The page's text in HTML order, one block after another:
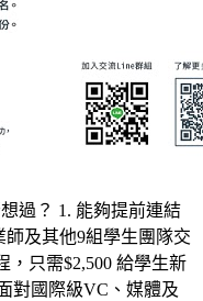
過？ 1. 能夠提前連結
師及其他9組學生團隊交
，只需$2,500 給學生新
對國際級VC、媒體及